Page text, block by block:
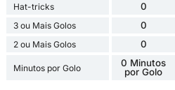
Hat-tricks 0
3 ou Mais Golos 0
2 ou Mais Golos 0
Minutos por Golo
0 Minutos
por Golo